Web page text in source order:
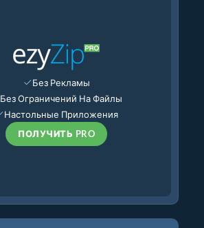
Без Рекламы
Без Ограничений На Файлы
Настольные Приложения
ПОЛУЧИТЬ PRO